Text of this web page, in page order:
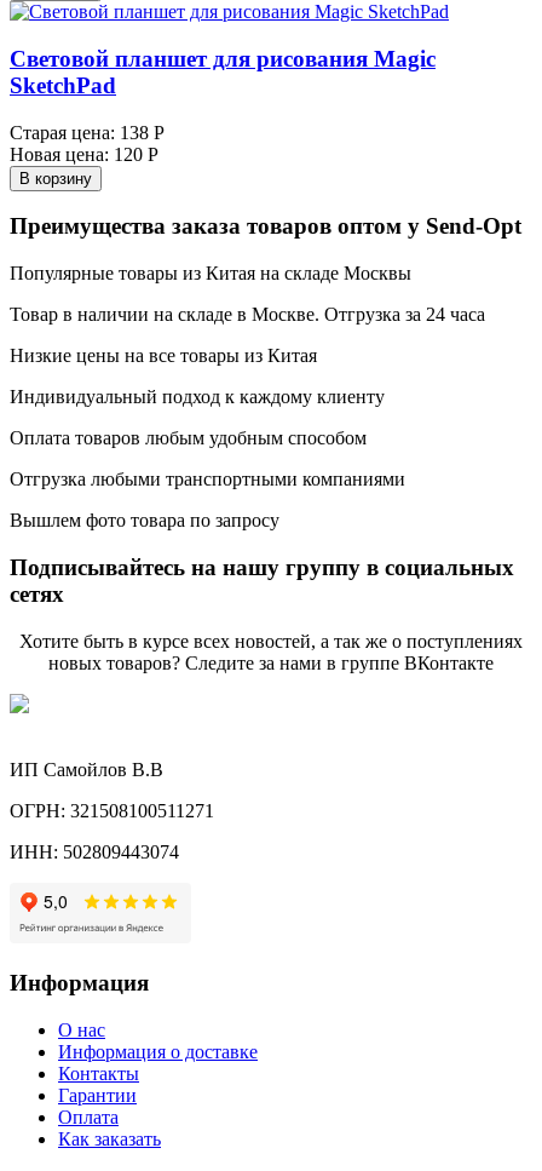
Световой планшет для рисования Magic
SketchPad
Старая цена: 138 Р
Новая цена: 120 Р
В корзину
Преимущества заказа товаров оптом у Send-Opt
Популярные товары из Китая на складе Москвы
Товар в наличии на складе в Москве. Отгрузка за 24 часа
Низкие цены на все товары из Китая
Индивидуальный подход к каждому клиенту
Оплата товаров любым удобным способом
Отгрузка любыми транспортными компаниями
Вышлем фото товара по запросу
Подписывайтесь на нашу группу в социальных
сетях
Хотите быть в курсе всех новостей, а так же о поступлениях
новых товаров? Следите за нами в группе ВКонтакте
ИП Самойлов В.В
ОГРН: 321508100511271
ИНН: 502809443074
Информация
О нас
Информация о доставке
Контакты
Гарантии
Оплата
Как заказать